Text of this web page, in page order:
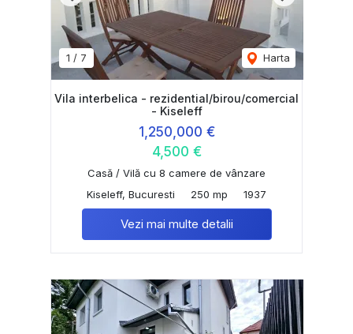
1 / 7 Harta
Vila interbelica - rezidential/birou/comercial
- Kiseleff
1,250,000 €
4,500 €
Casă / Vilă cu 8 camere de vânzare
Kiseleff, Bucuresti
250 mp 1937
Vezi mai multe detalii